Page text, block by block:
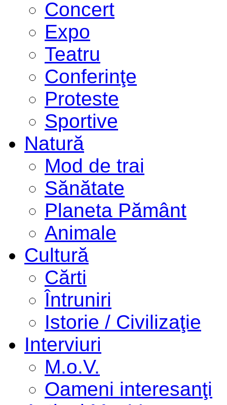
Concert
Expo
Teatru
Conferinţe
Proteste
Sportive
Natură
Mod de trai
Sănătate
Planeta Pământ
Animale
Cultură
Cărti
Întruniri
Istorie / Civilizaţie
Interviuri
M.o.V.
Oameni interesanţi